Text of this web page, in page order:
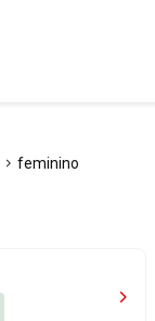
feminino